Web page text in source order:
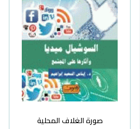
صورة الغلاف المحلية